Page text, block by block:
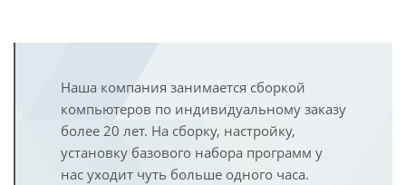
Наша компания занимается сборкой
компьютеров по индивидуальному заказу
более 20 лет. На сборку, настройку,
установку базового набора программ у
нас уходит чуть больше одного часа.